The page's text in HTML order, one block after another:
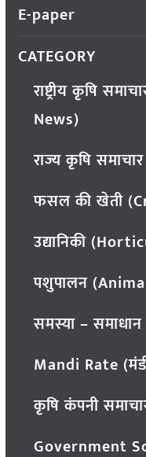
E-paper
CATEGORY
राष्ट्रीय कृषि
News)
राज्य कृषि
फसल की खेती
उद्यानिकी
पशुपालन
समस्या –
Mandi Rate
कृषि कंपनी
Government